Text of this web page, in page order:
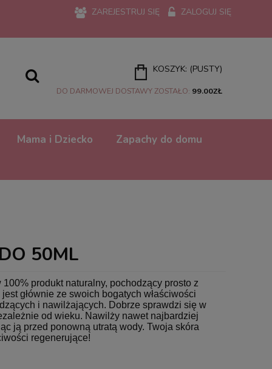
ZAREJESTRUJ SIĘ ZALOGUJ SIĘ
KOSZYK: (PUSTY)
DO DARMOWEJ DOSTAWY ZOSTAŁO: 99.00ZŁ
Mama i Dziecko Zapachy do domu
50ML
produkt naturalny, pochodzący prosto z
głównie ze swoich bogatych właściwości
i nawilżających. Dobrze sprawdzi się w
od wieku. Nawilży nawet najbardziej
ją przed ponowną utratą wody. Twoja skóra
regenerujące!